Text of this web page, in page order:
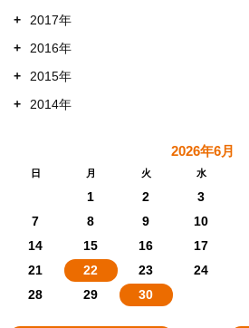
+
2017年
+
2016年
+
2015年
+
2014年
2026年6月
日 月 火 水
1 2 3
7
8 9 10
14
15 16 17
21
22 23 24
28
29 30